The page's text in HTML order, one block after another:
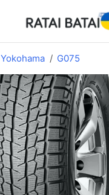
Yokohama G075